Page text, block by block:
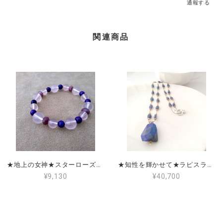
通報する
関連商品
¥9,130 ¥40,700